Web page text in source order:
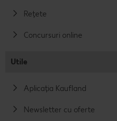
Rețete
Concursuri online
Utile
Aplicația Kaufland
Newsletter cu oferte